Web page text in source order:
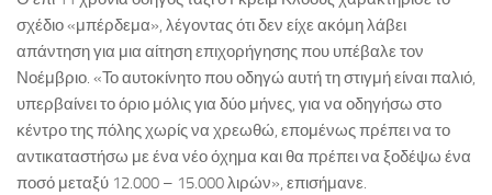
σχέδιο «μπέρδεμα», λέγοντας ότι δεν είχε ακόμη λάβει
απάντηση για μια αίτηση επιχορήγησης που υπέβαλε τον
Νοέμβριο. «Το αυτοκίνητο που οδηγώ αυτή τη στιγμή είναι παλιό,
υπερβαίνει το όριο μόλις για δύο μήνες, για να οδηγήσω στο
κέντρο της πόλης χωρίς να χρεωθώ, επομένως πρέπει να το
αντικαταστήσω με ένα νέο όχημα και θα πρέπει να ξοδέψω ένα
ποσό μεταξύ 12.000 – 15.000 λιρών», επισήμανε.